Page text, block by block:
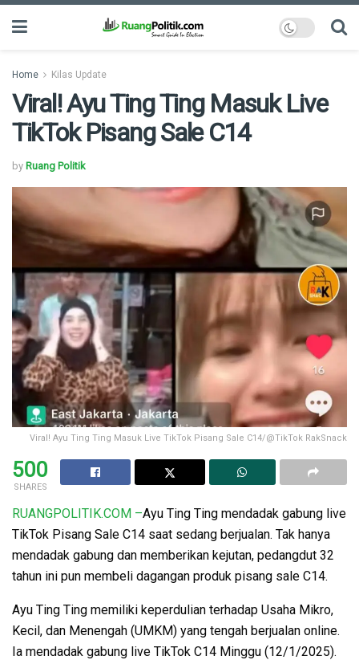
Home Kilas Update
Viral! Ayu Ting Ting Masuk Live
TikTok Pisang Sale C14
by Ruang Politik
Viral! Ayu Ting Ting Masuk Live TikTok Pisang Sale C14/@TikTok RakSnack
500
SHARES
RUANGPOLITIK.COM –Ayu Ting Ting mendadak gabung live
TikTok Pisang Sale C14 saat sedang berjualan. Tak hanya
mendadak gabung dan memberikan kejutan, pedangdut 32
tahun ini pun membeli dagangan produk pisang sale C14.
Ayu Ting Ting memiliki keperdulian terhadap Usaha Mikro,
Kecil, dan Menengah (UMKM) yang tengah berjualan online.
Ia mendadak gabung live TikTok C14 Minggu (12/1/2025).